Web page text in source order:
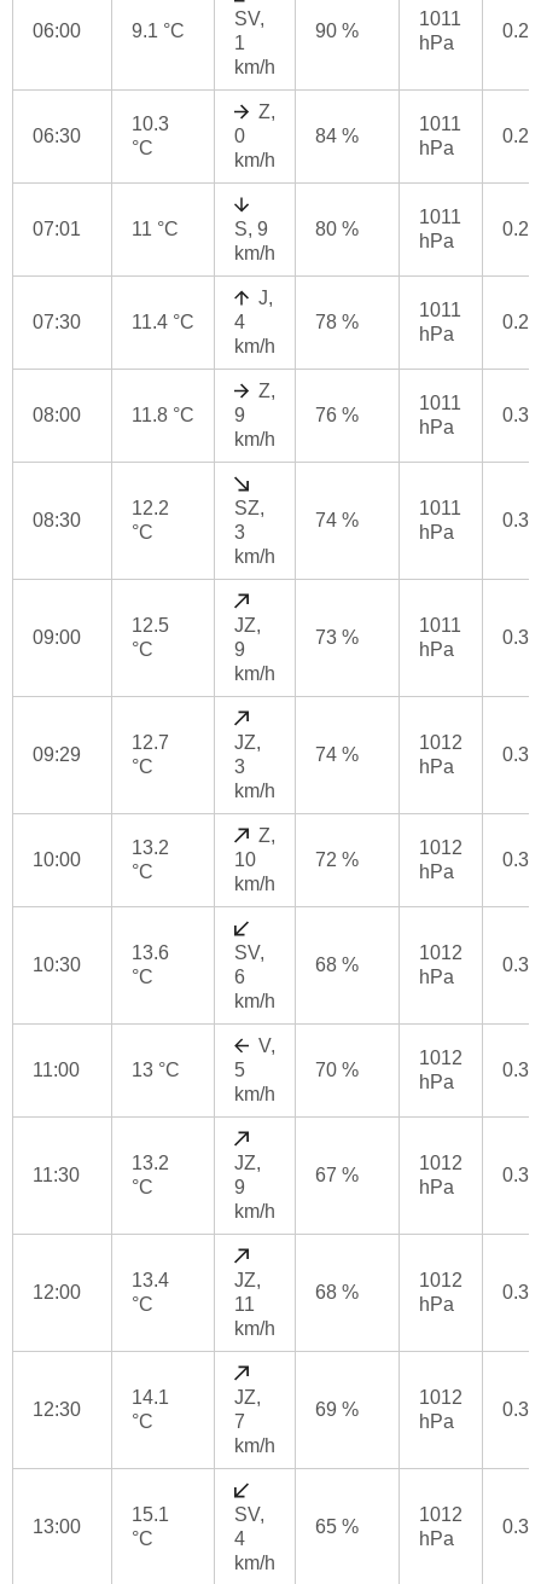
06:00 9.1 °C
SV,
1
km/h
90 %
1011
hPa
0.2
06:30
10.3
°C
Z,
0
km/h
84 %
1011
hPa
0.2
07:01 11 °C
S, 9
km/h
80 %
1011
hPa
0.2
07:30 11.4 °C
J,
4
km/h
78 %
1011
hPa
0.2
08:00 11.8 °C
Z,
9
km/h
76 %
1011
hPa
0.3
08:30
12.2
°C
SZ,
3
km/h
74 %
1011
hPa
0.3
09:00
12.5
°C
JZ,
9
km/h
73 %
1011
hPa
0.3
09:29
12.7
°C
JZ,
3
km/h
74 %
1012
hPa
0.3
10:00
13.2
°C
Z,
10
km/h
72 %
1012
hPa
0.3
10:30
13.6
°C
SV,
6
km/h
68 %
1012
hPa
0.3
11:00 13 °C
V,
5
km/h
70 %
1012
hPa
0.3
11:30
13.2
°C
JZ,
9
km/h
67 %
1012
hPa
0.3
12:00
13.4
°C
JZ,
11
km/h
68 %
1012
hPa
0.3
12:30
14.1
°C
JZ,
7
km/h
69 %
1012
hPa
0.3
13:00
15.1
°C
SV,
4
km/h
65 %
1012
hPa
0.3